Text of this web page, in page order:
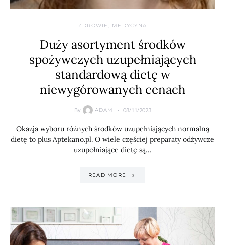
ZDROWIE, MEDYCYNA
Duży asortyment środków
spożywczych uzupełniających
standardową dietę w
niewygórowanych cenach
By ADAM 08/11/2023
Okazja wyboru różnych środków uzupełniających normalną
dietę to plus Aptekano.pl. O wiele częściej preparaty odżywcze
uzupełniające dietę są…
READ MORE